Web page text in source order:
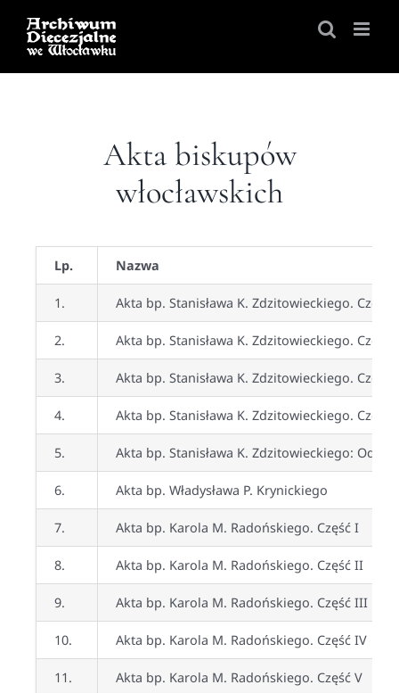
Skip
content
Akta biskupów
włocławskich
Lp. Nazwa
1. Akta bp. Stanisława K. Zdzitowieckiego. Część
2. Akta bp. Stanisława K. Zdzitowieckiego. Część
3. Akta bp. Stanisława K. Zdzitowieckiego. Część
4. Akta bp. Stanisława K. Zdzitowieckiego.
5. Akta bp. Stanisława K. Zdzitowieckiego:
6. Akta bp. Władysława P. Krynickiego
7. Akta bp. Karola M. Radońskiego. Część I
8. Akta bp. Karola M. Radońskiego. Część II
9. Akta bp. Karola M. Radońskiego. Część III
10. Akta bp. Karola M. Radońskiego. Część IV
11. Akta bp. Karola M. Radońskiego. Część V